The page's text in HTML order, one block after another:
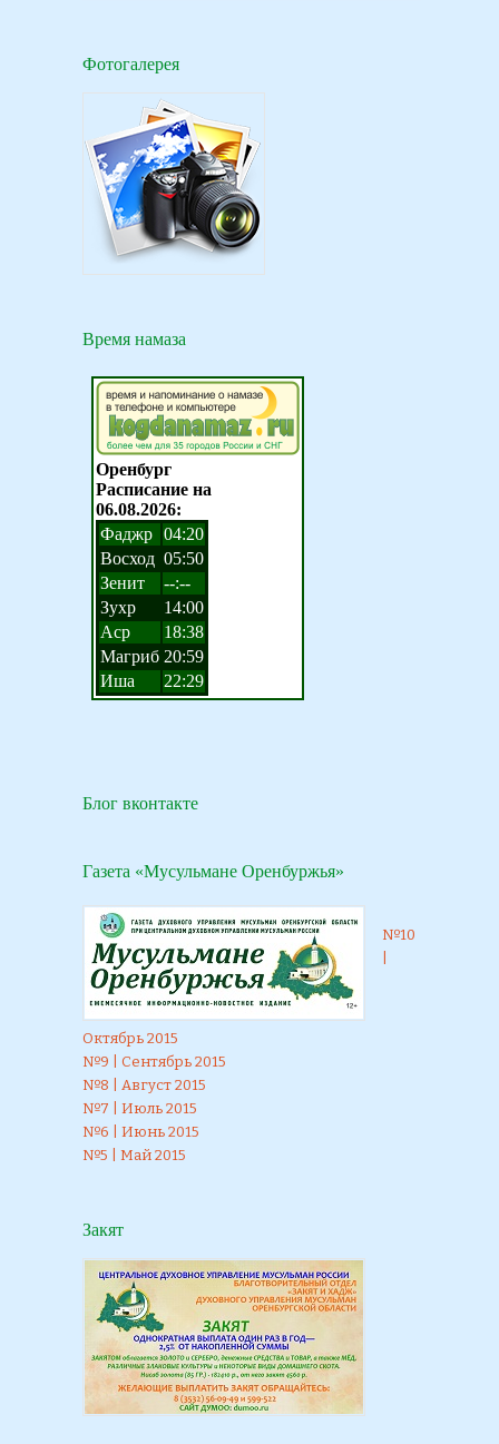
Фотогалерея
Время намаза
Блог вконтакте
Газета «Мусульмане Оренбуржья»
№10
Октябрь 2015
№9 | Сентябрь 2015
№8 | Август 2015
№7 | Июль 2015
№6 | Июнь 2015
№5 | Май 2015
Закят